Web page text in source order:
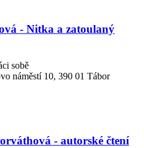
- Nitka a zatoulaný
sobě
náměstí 10, 390 01 Tábor
- autorské čtení